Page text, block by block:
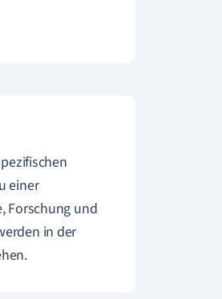
einer
Forschung und
in der